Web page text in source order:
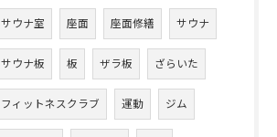
サウナ室 座面 座面修繕 サウナ
サウナ板 板 ザラ板 ざらいた
フィットネスクラブ 運動 ジム